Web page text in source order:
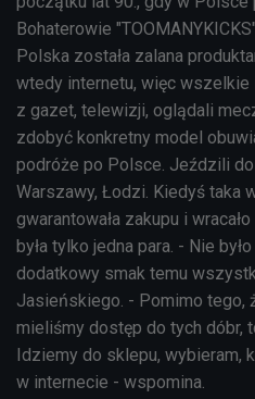
Bohaterowie "TOOMANYKICKS"
Polska została zalana
wtedy internetu, więc
z gazet, telewizji, oglądali
zdobyć konkretny model
podróże po Polsce. Jeździli
Warszawy, Łodzi. Kiedyś taka
gwarantowała zakupu i
była tylko jedna para. - Nie
dodatkowy smak temu
Jasieńskiego. - Pomimo tego,
mieliśmy dostęp do tych dóbr,
Idziemy do sklepu, wybieram,
w internecie - wspomina.